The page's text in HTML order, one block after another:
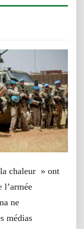
la chaleur » ont
ne
médias